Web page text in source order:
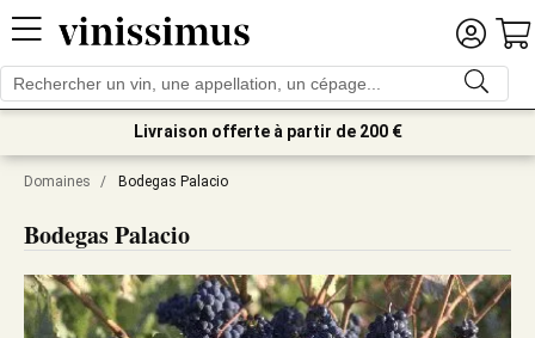
Livraison offerte à partir de 200 €
Domaines / Bodegas Palacio
Bodegas Palacio